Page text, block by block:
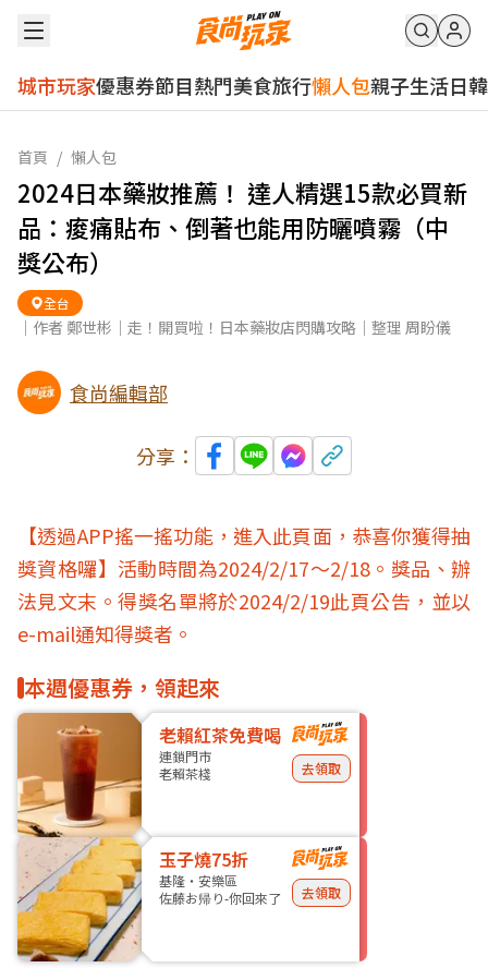
城市玩家優惠券節目熱門美食旅行懶人包親子生活日韓
首頁 / 懶人包
2024日本藥妝推薦！ 達人精選15款必買新
品：痠痛貼布、倒著也能用防曬噴霧（中
獎公布）
全台
｜作者 鄭世彬｜走！開買啦！日本藥妝店閃購攻略｜整理 周盼儀
食尚編輯部
分享：
【透過APP搖一搖功能，進入此頁面，恭喜你獲得抽
獎資格囉】活動時間為2024/2/17～2/18。獎品、辦
法見文末。得獎名單將於2024/2/19此頁公告，並以
e-mail通知得獎者。
本週優惠券，領起來
老賴紅茶免費喝
連鎖門市
老賴茶棧
去領取
玉子燒75折
基隆・安樂區
佐藤お帰り-你回來了
去領取